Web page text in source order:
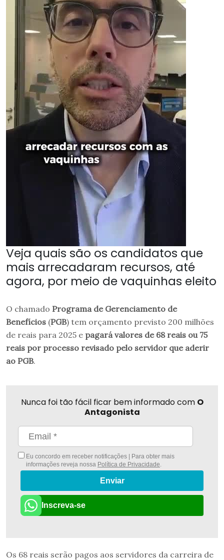
Veja quais são os candidatos que
mais arrecadaram recursos, até
agora, por meio de vaquinhas eleito
O chamado Programa de Gerenciamento de
Benefícios (PGB) tem orçamento previsto 200 milhões
de reais para 2025 e pagará valores de 68 reais ou 75
reais por processo revisado pelo servidor que aderir
ao PGB.
Nunca foi tão fácil ficar bem informado com O
Antagonista
Eu concordo em receber notificações | Para obter mais
informações reveja nossa Política de Privacidade.
Enviar
Inscreva-se
Os 68 reais serão pagos aos servidores da carreira de